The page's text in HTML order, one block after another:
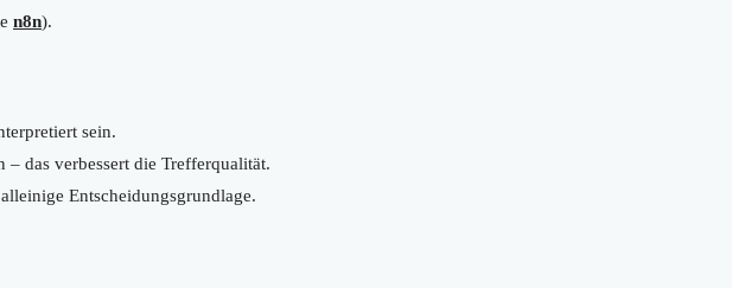
n8n).
sein.
das verbessert die Trefferqualität.
Entscheidungsgrundlage.